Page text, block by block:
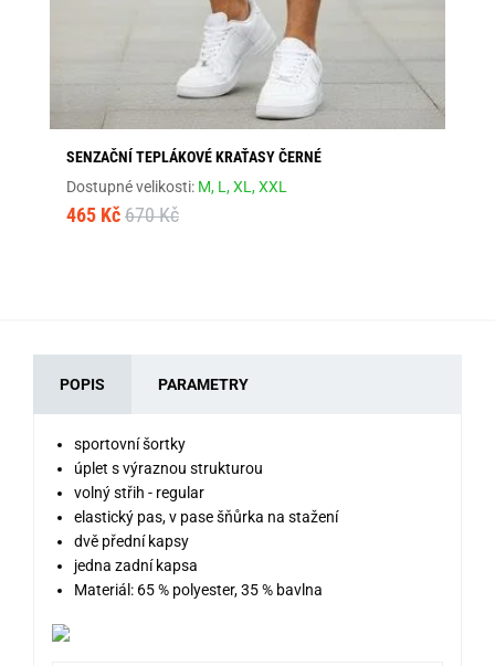
SENZAČNÍ TEPLÁKOVÉ KRAŤASY ČERNÉ
Dostupné velikosti: M, L,XL,XXL
465 Kč 670 Kč
POPIS PARAMETRY
sportovní šortky
úplet s výraznou strukturou
volný střih - regular
elastický pas, v pase šňůrka na stažení
dvě přední kapsy
jedna zadní kapsa
Materiál: 65 % polyester, 35 % bavlna